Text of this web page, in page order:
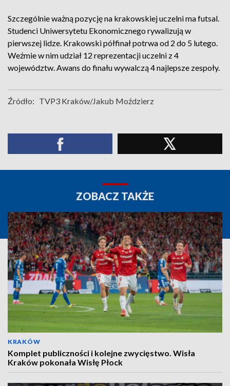
Szczególnie ważną pozycję na krakowskiej uczelni ma futsal.
Studenci Uniwersytetu Ekonomicznego rywalizują w
pierwszej lidze. Krakowski półfinał potrwa od 2 do 5 lutego.
Weźmie w nim udział 12 reprezentacji uczelni z 4
województw. Awans do finału wywalczą 4 najlepsze zespoły.
Źródło: TVP3 Kraków/Jakub Moździerz
ZOBACZ TAKŻE
KRAKÓW
Komplet publiczności i kolejne zwycięstwo. Wisła
Kraków pokonała Wisłę Płock